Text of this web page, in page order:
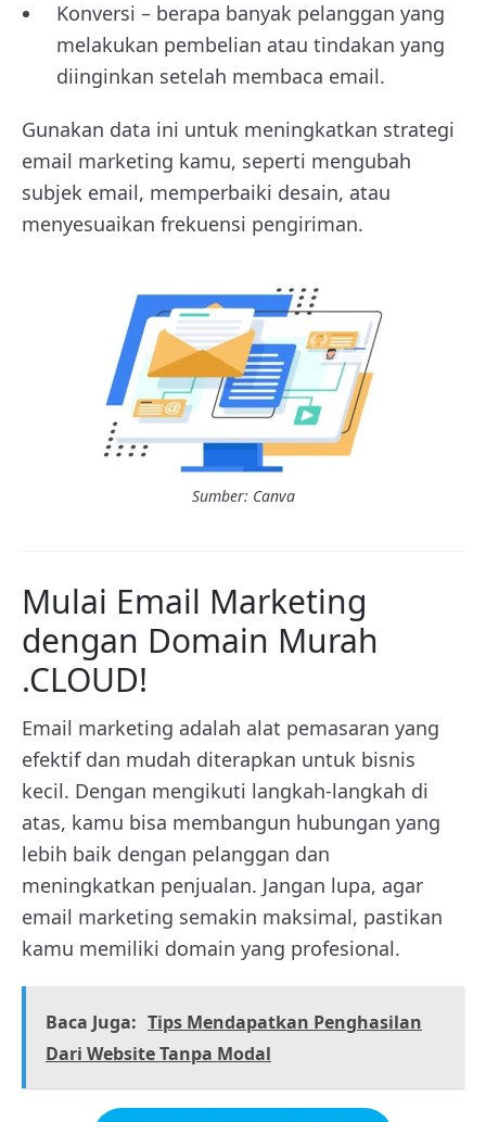
Konversi – berapa banyak pelanggan yang
melakukan pembelian atau tindakan yang
diinginkan setelah membaca email.
Gunakan data ini untuk meningkatkan strategi
email marketing kamu, seperti mengubah
subjek email, memperbaiki desain, atau
menyesuaikan frekuensi pengiriman.
Sumber: Canva
Mulai Email Marketing
dengan Domain Murah
.CLOUD!
Email marketing adalah alat pemasaran yang
efektif dan mudah diterapkan untuk bisnis
kecil. Dengan mengikuti langkah-langkah di
atas, kamu bisa membangun hubungan yang
lebih baik dengan pelanggan dan
meningkatkan penjualan. Jangan lupa, agar
email marketing semakin maksimal, pastikan
kamu memiliki domain yang profesional.
Baca Juga: Tips Mendapatkan Penghasilan
Dari Website Tanpa Modal